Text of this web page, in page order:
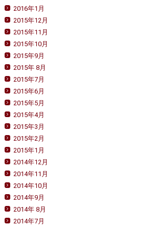
2016年1月
2015年12月
2015年11月
2015年10月
2015年9月
2015年 8月
2015年7月
2015年6月
2015年5月
2015年4月
2015年3月
2015年2月
2015年1月
2014年12月
2014年11月
2014年10月
2014年9月
2014年 8月
2014年7月